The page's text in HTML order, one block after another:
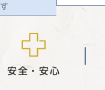
す
安全・安心